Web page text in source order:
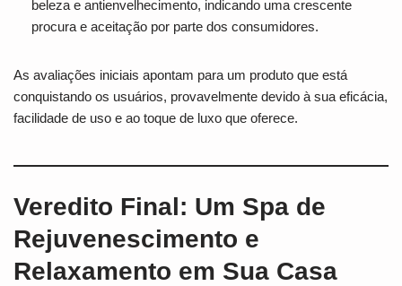
beleza e antienvelhecimento, indicando uma crescente
procura e aceitação por parte dos consumidores.
As avaliações iniciais apontam para um produto que está
conquistando os usuários, provavelmente devido à sua eficácia,
facilidade de uso e ao toque de luxo que oferece.
Veredito Final: Um Spa de
Rejuvenescimento e
Relaxamento em Sua Casa